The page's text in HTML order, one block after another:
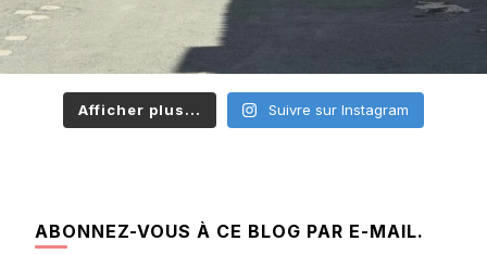
Afficher plus... Suivre sur Instagram
ABONNEZ-VOUS À CE BLOG PAR E-MAIL.